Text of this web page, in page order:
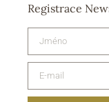
Registrace